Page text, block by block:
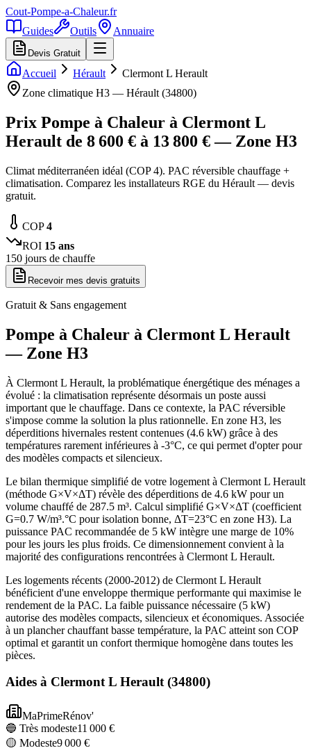
Cout-Pompe-a-Chaleur.fr
Guides
Outils Annuaire
Devis Gratuit
Accueil Hérault
Clermont L Herault
Zone climatique H3 — Hérault (34800)
Prix Pompe à Chaleur à Clermont L
Herault de 8 600 € à 13 800 € — Zone H3
Climat méditerranéen idéal (COP 4). PAC réversible chauffage +
climatisation. Comparez les installateurs RGE du Hérault — devis
gratuit.
COP4
ROI 15 ans
150 jours de chauffe
Recevoir mes devis gratuits
Gratuit & Sans engagement
Pompe à Chaleur à Clermont L Herault
— Zone H3
À Clermont L Herault, la problématique énergétique des ménages a
évolué : la climatisation représente désormais un poste aussi
important que le chauffage. Dans ce contexte, la PAC réversible
s'impose comme la solution la plus rationnelle. En zone H3, les
déperditions hivernales restent contenues (4.6 kW) grâce à des
températures rarement inférieures à -3°C, ce qui permet d'opter pour
des modèles compacts et silencieux.
Le bilan thermique simplifié de votre logement à Clermont L Herault
(méthode G×V×ΔT) révèle des déperditions de 4.6 kW pour un
volume chauffé de 287.5 m³. Calcul simplifié G×V×ΔT (coefficient
G=0.7 W/m³.°C pour isolation bonne, ΔT=23°C en zone H3). La
puissance PAC recommandée de 5 kW intègre une marge de 10%
pour les jours les plus froids. Ce dimensionnement convient à la
majorité des configurations rencontrées à Clermont L Herault.
Les logements récents (2000-2012) de Clermont L Herault
bénéficient d'une enveloppe thermique performante qui maximise le
rendement de la PAC. La faible puissance nécessaire (5 kW)
autorise des modèles compacts, silencieux et économiques. Associée
à un plancher chauffant basse température, la PAC atteint son COP
optimal et garantit un confort thermique homogène dans toutes les
pièces.
Aides à Clermont L Herault(34800)
MaPrimeRénov'
🔵 Très modeste11 000 €
🟡 Modeste9 000 €